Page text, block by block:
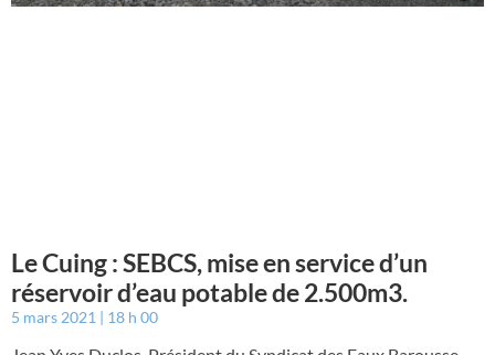
Le Cuing : SEBCS, mise en service d’un
réservoir d’eau potable de 2.500m3.
5 mars 2021 18 h 00